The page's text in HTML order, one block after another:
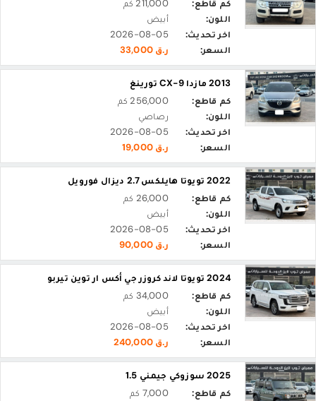
كم قاطع:
211,000 كم
اللون:
أبيض
اخر تحديث:
2026-08-05
السعر:
ر.ق 33,000
2013 مازدا CX-9 تورينغ
كم قاطع:
256,000 كم
اللون:
رصاصي
اخر تحديث:
2026-08-05
السعر:
ر.ق 19,000
2022 تويوتا هايلكس 2.7 ديزال فورويل
كم قاطع:
26,000 كم
اللون:
أبيض
اخر تحديث:
2026-08-05
السعر:
ر.ق 90,000
2024 تويوتا لاند كروزر جي أكس ار توين تيربو
كم قاطع:
34,000 كم
اللون:
أبيض
اخر تحديث:
2026-08-05
السعر:
ر.ق 240,000
2025 سوزوكي جيمني 1.5
كم قاطع:
7,000 كم